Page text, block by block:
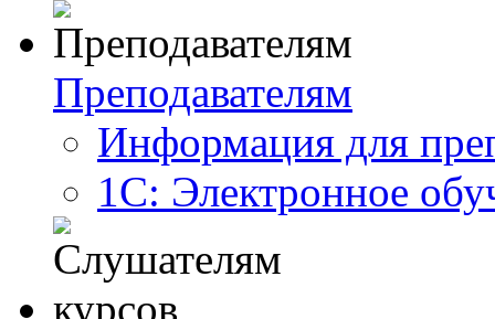
Преподавателям
Информация для
1С: Электронное